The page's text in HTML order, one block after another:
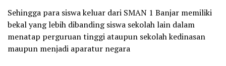
Sehingga para siswa keluar dari SMAN 1 Banjar memiliki
bekal yang lebih dibanding siswa sekolah lain dalam
menatap perguruan tinggi ataupun sekolah kedinasan
maupun menjadi aparatur negara